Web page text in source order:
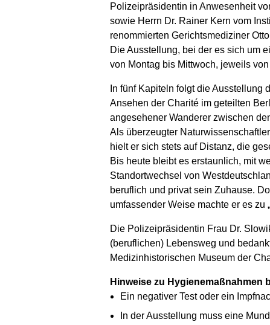
Polizeipräsidentin in Anwesenheit
sowie Herrn Dr. Rainer Kern vom
renommierten Gerichtsmediziner
Die Ausstellung, bei der es sich um
von Montag bis Mittwoch, jeweils
In fünf Kapiteln folgt die
Ansehen der Charité im geteilten
angesehener Wanderer zwischen
Als überzeugter
hielt er sich stets auf Distanz, die
Bis heute bleibt es erstaunlich, mit
Standortwechsel von
beruflich und privat sein Zuhause.
umfassender Weise machte er es zu
Die Polizeipräsidentin Frau Dr.
(beruflichen) Lebensweg und
Medizinhistorischen Museum der
Hinweise zu Hygienemaßnahmen
Ein negativer Test oder ein
In der Ausstellung muss eine